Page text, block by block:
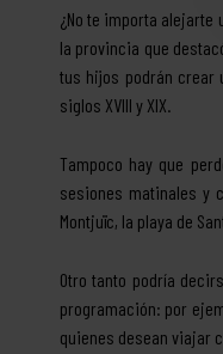
¿No te importa alejarte
la provincia que
tus hijos podrán crear
siglos XVIII y XIX.
Tampoco hay que
sesiones matinales y
Montjuïc, la playa de
Otro tanto podría
programación: por
quienes desean viajar